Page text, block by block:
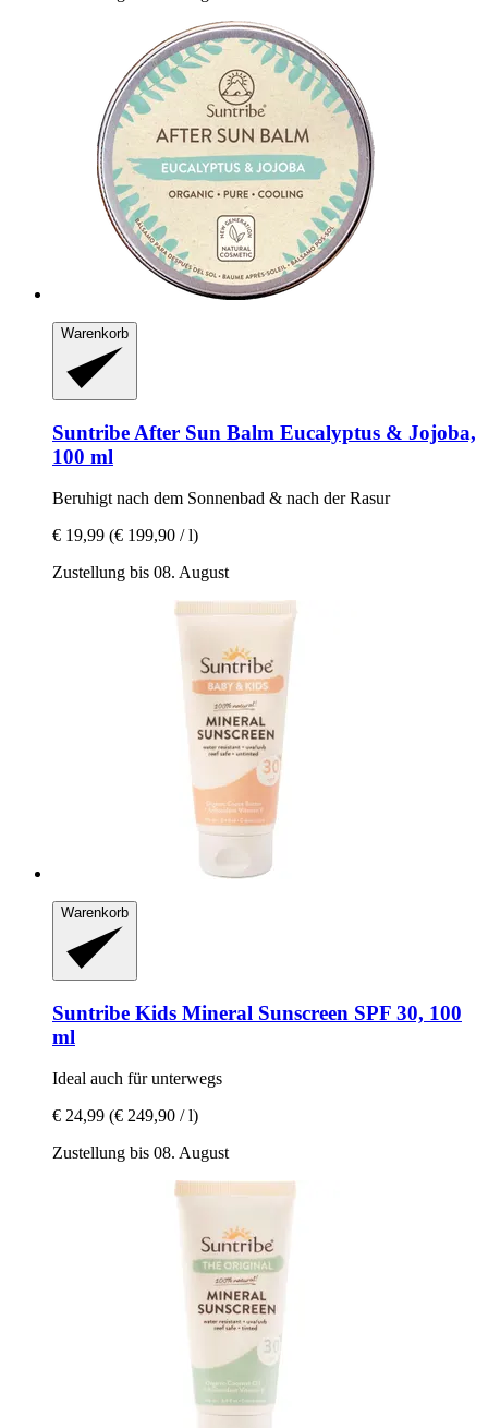
Warenkorb
Suntribe After Sun Balm Eucalyptus & Jojoba,
100 ml
Beruhigt nach dem Sonnenbad & nach der Rasur
€ 19,99 (€ 199,90 / l)
Zustellung bis 08. August
Warenkorb
Suntribe Kids Mineral Sunscreen SPF 30, 100
ml
Ideal auch für unterwegs
€ 24,99 (€ 249,90 / l)
Zustellung bis 08. August